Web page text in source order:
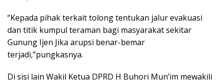
“Kepada pihak terkait tolong tentukan jalur evakuasi
dan titik kumpul teraman bagi masyarakat sekitar
Gunung Ijen Jika arupsi benar-bemar
terjadi,”pungkasnya.
Di sisi lain Wakil Ketua DPRD H Buhori Mun’im mewakili